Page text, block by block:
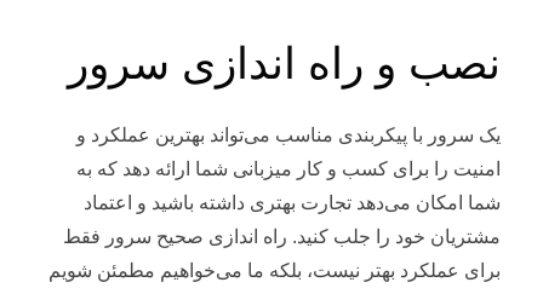
نصب و راه اندازی سرور
یک سرور با پیکربندی مناسب می‌تواند بهترین عملکرد و
امنیت را برای کسب و کار میزبانی شما ارائه دهد که به
شما امکان می‌دهد تجارت بهتری داشته باشید و اعتماد
مشتریان خود را جلب کنید. راه اندازی صحیح سرور فقط
برای عملکرد بهتر نیست، بلکه ما می‌خواهیم مطمئن شویم